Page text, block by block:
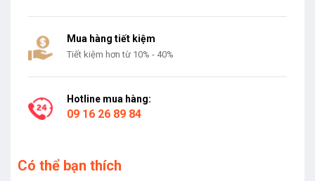
Mua hàng tiết kiệm
Tiết kiệm hơn từ 10% - 40%
Hotline mua hàng:
09 16 26 89 84
Có thể bạn thích